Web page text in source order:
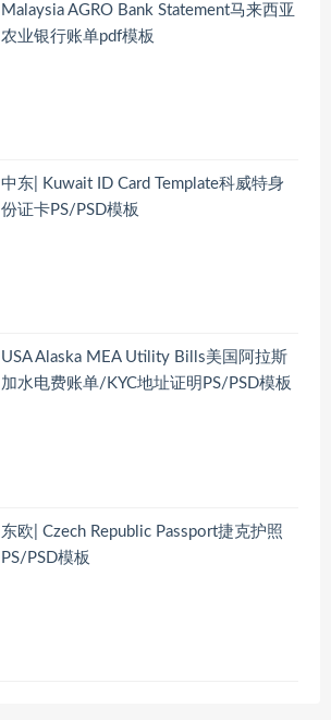
Malaysia AGRO Bank Statement马来西亚
农业银行账单pdf模板
中东| Kuwait ID Card Template科威特身
份证卡PS/PSD模板
USA Alaska MEA Utility Bills美国阿拉斯
加水电费账单/KYC地址证明PS/PSD模板
东欧| Czech Republic Passport捷克护照
PS/PSD模板